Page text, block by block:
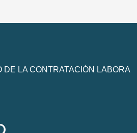
DE LA CONTRATACIÓN LABORA